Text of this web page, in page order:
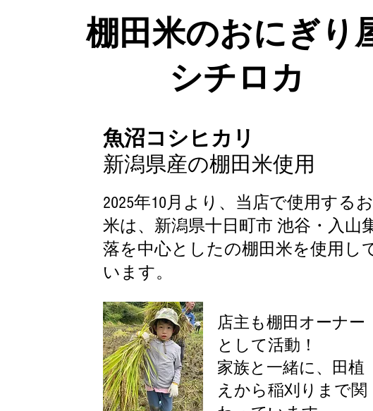
棚田米のおにぎり
​シチロカ
魚沼コシヒカリ
新潟県産の棚田米使用
2025年10月より、当店で使用するお
米は、新潟県十日町市 池谷・入山
落を中心としたの棚田米を使用し
います。
店主も棚田オーナー
として活動！
家族と一緒に、田植
えから稲刈りまで関